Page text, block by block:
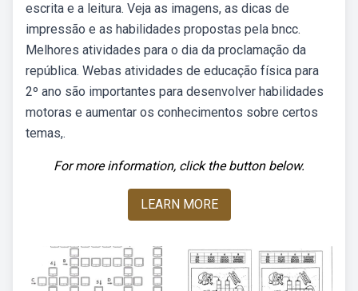
escrita e a leitura. Veja as imagens, as dicas de
impressão e as habilidades propostas pela bncc.
Melhores atividades para o dia da proclamação da
república. Webas atividades de educação física para
2º ano são importantes para desenvolver habilidades
motoras e aumentar os conhecimentos sobre certos
temas,.
For more information, click the button below.
LEARN MORE